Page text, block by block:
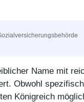
Name mit
Obwohl
Königreich